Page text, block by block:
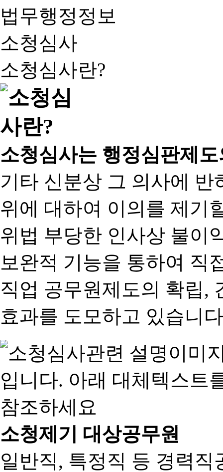
법무행정정보
소청심사
소청심사란?
소청심사는 행정심판제
기타 신분상 그 의사에
위에 대하여 이의를 제기
위법 부당한 인사상 불이
보완적 기능을 통하여 직
직업 공무원제도의 확립,
효과를 도모하고 있습니
소청제기 대상공무원
일반직, 특정직 등 경력